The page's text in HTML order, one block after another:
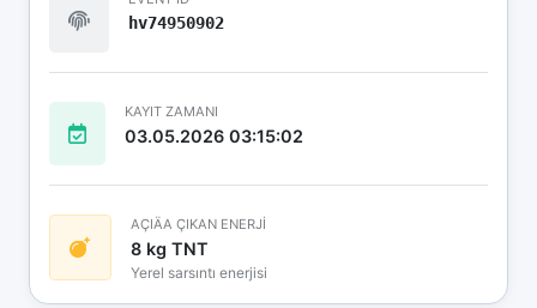
hv74950902
KAYIT ZAMANI
03.05.2026 03:15:02
AÇIÄA ÇIKAN ENERJİ
8 kg TNT
Yerel sarsıntı enerjisi